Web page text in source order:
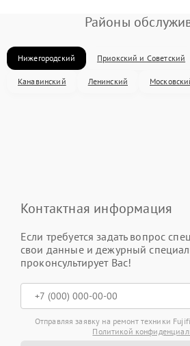
Районы
Нижегородский Приокский и Советский
Канавинский Ленинский
Контактная информация
Если требуется задать вопрос
свои данные и дежурный
проконсультирует Вас!
Отправляя заявку на ремонт техники
Политикой